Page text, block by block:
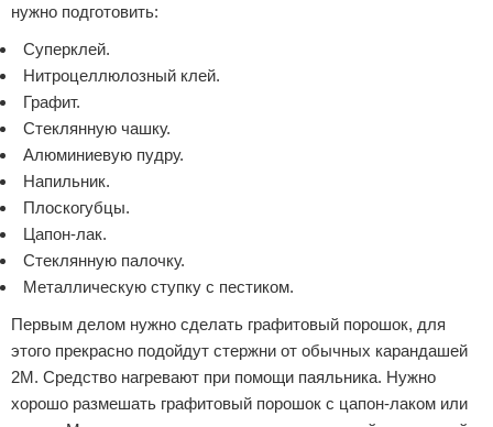
нужно подготовить:
Суперклей.
Нитроцеллюлозный клей.
Графит.
Стеклянную чашку.
Алюминиевую пудру.
Напильник.
Плоскогубцы.
Цапон-лак.
Стеклянную палочку.
Металлическую ступку с пестиком.
Первым делом нужно сделать графитовый порошок, для
этого прекрасно подойдут стержни от обычных карандашей
2М. Средство нагревают при помощи паяльника. Нужно
хорошо размешать графитовый порошок с цапон-лаком или